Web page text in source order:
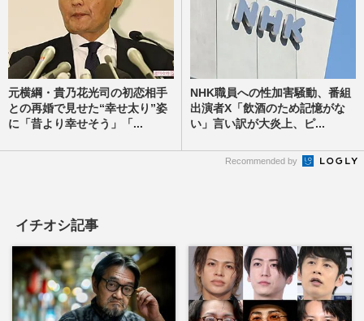
元横綱・貴乃花光司の初恋相手
との再婚で見せた“幸せ太り”姿
に「昔より幸せそう」「...
NHK職員への性加害騒動、番組
出演者X「飲酒のため記憶がな
い」言い訳が大炎上、ピ...
Recommended by
イチオシ記事